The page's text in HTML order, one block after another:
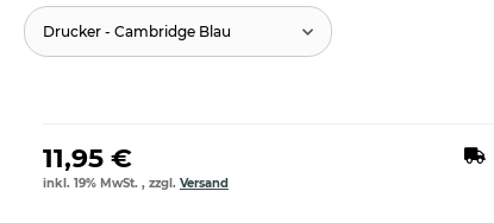
Drucker - Cambridge Blau
11,95 €
inkl. 19% MwSt. , zzgl. Versand